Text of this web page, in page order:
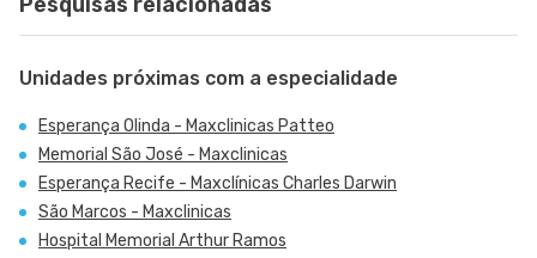
Unidades próximas com a especialidade
Esperança Olinda - Maxclinicas Patteo
Memorial São José - Maxclinicas
Esperança Recife - Maxclínicas Charles Darwin
São Marcos - Maxclinicas
Hospital Memorial Arthur Ramos